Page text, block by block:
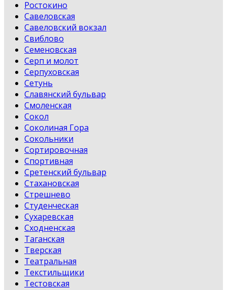
Ростокино
Савеловская
Савеловский вокзал
Свиблово
Семеновская
Серп и молот
Серпуховская
Сетунь
Славянский бульвар
Смоленская
Сокол
Соколиная Гора
Сокольники
Сортировочная
Спортивная
Сретенский бульвар
Стахановская
Стрешнево
Студенческая
Сухаревская
Сходненская
Таганская
Тверская
Театральная
Текстильщики
Тестовская